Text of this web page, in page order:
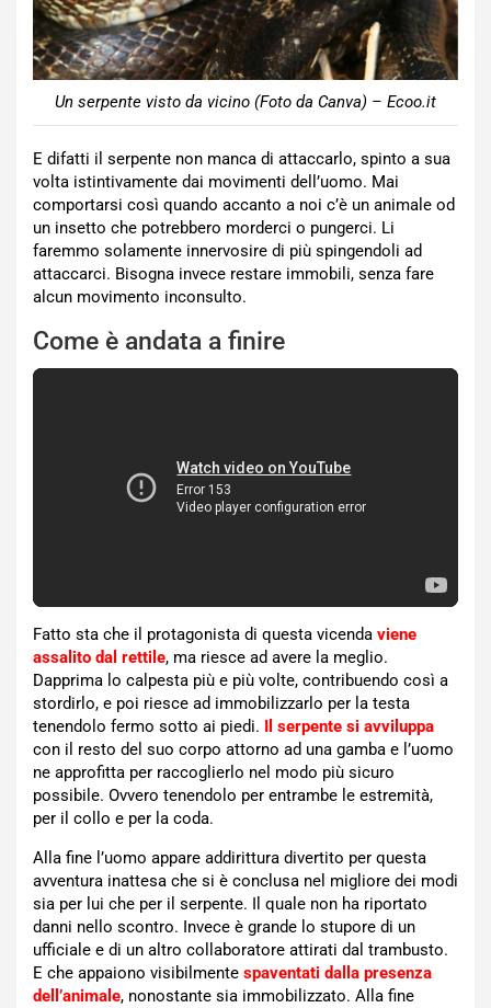
Un serpente visto da vicino (Foto da Canva) – Ecoo.it
E difatti il serpente non manca di attaccarlo, spinto a sua
volta istintivamente dai movimenti dell’uomo. Mai
comportarsi così quando accanto a noi c’è un animale od
un insetto che potrebbero morderci o pungerci. Li
faremmo solamente innervosire di più spingendoli ad
attaccarci. Bisogna invece restare immobili, senza fare
alcun movimento inconsulto.
Come è andata a finire
Fatto sta che il protagonista di questa vicenda viene
assalito dal rettile, ma riesce ad avere la meglio.
Dapprima lo calpesta più e più volte, contribuendo così a
stordirlo, e poi riesce ad immobilizzarlo per la testa
tenendolo fermo sotto ai piedi. Il serpente si avviluppa
con il resto del suo corpo attorno ad una gamba e l’uomo
ne approfitta per raccoglierlo nel modo più sicuro
possibile. Ovvero tenendolo per entrambe le estremità,
per il collo e per la coda.
Alla fine l’uomo appare addirittura divertito per questa
avventura inattesa che si è conclusa nel migliore dei modi
sia per lui che per il serpente. Il quale non ha riportato
danni nello scontro. Invece è grande lo stupore di un
ufficiale e di un altro collaboratore attirati dal trambusto.
E che appaiono visibilmente spaventati dalla presenza
dell’animale, nonostante sia immobilizzato. Alla fine